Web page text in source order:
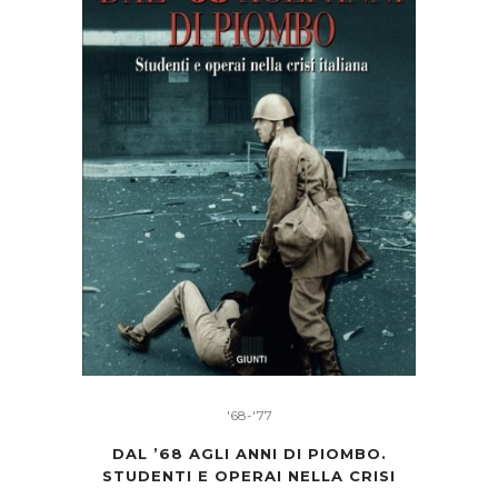
'68-'77
DAL ’68 AGLI ANNI DI PIOMBO.
STUDENTI E OPERAI NELLA CRISI